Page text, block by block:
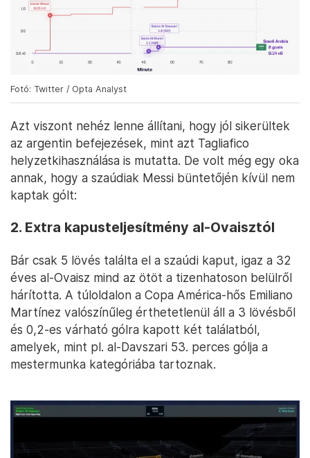
Fotó: Twitter / Opta Analyst
Azt viszont nehéz lenne állítani, hogy jól sikerültek
az argentin befejezések, mint azt Tagliafico
helyzetkihasználása is mutatta. De volt még egy oka
annak, hogy a szaúdiak Messi büntetőjén kívül nem
kaptak gólt:
2. Extra kapusteljesítmény al-Ovaisztól
Bár csak 5 lövés találta el a szaúdi kaput, igaz a 32
éves al-Ovaisz mind az ötöt a tizenhatoson belülről
hárította. A túloldalon a Copa América-hős Emiliano
Martínez valószínűleg érthetetlenül áll a 3 lövésből
és 0,2-es várható gólra kapott két találatból,
amelyek, mint pl. al-Davszari 53. perces gólja a
mestermunka kategóriába tartoznak.